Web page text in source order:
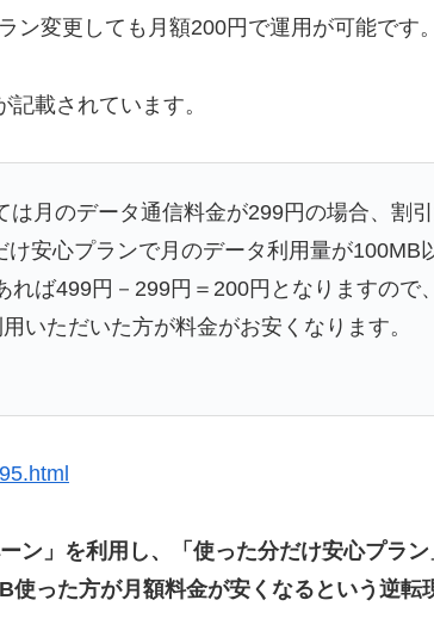
ン変更しても月額200円で運用が可能です。
載されています。
は月のデータ通信料金が299円の場合、割
安心プランで月のデータ利用量が100MB
ば499円－299円＝200円となりますので、
いただいた方が料金がお安くなります。
ン」を利用し、「使った分だけ安心プラ
使った方が月額料金が安くなるという逆転